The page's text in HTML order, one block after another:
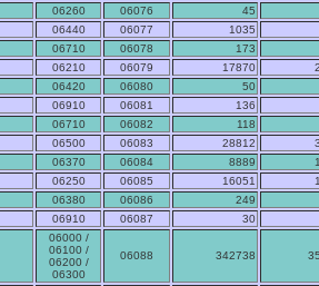
06260 06076
45
06440 06077
1035
06710 06078
173
06210 06079 17870
06420 06080
50
06910 06081
136
06710 06082
118
06500 06083 28812
06370 06084 8889
06250 06085 16051
06380 06086
249
06910 06087 30
06000 /
06100 /
06200 /
06300
06088 342738